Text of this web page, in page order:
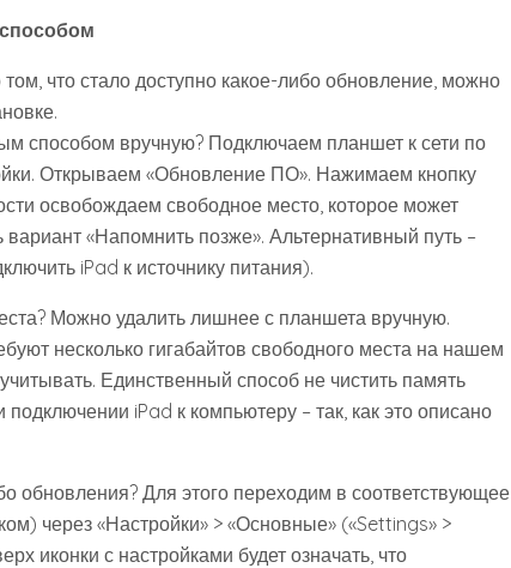
что стало доступно какое-либо обновление, можно
способом вручную? Подключаем планшет к сети по
Открываем «Обновление ПО». Нажимаем кнопку
освобождаем свободное место, которое может
«Напомнить позже». Альтернативный путь –
iPad к источнику питания).
Можно удалить лишнее с планшета вручную.
несколько гигабайтов свободного места на нашем
Единственный способ не чистить память
iPad к компьютеру – так, как это описано
обновления? Для этого переходим в соответствующее
через «Настройки» > «Основные» («Settings» >
иконки с настройками будет означать, что